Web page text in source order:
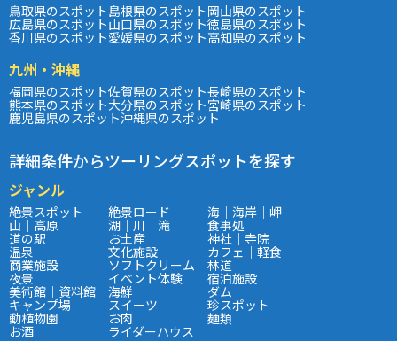
鳥取県のスポット島根県のスポット岡山県のスポット
広島県のスポット山口県のスポット徳島県のスポット
香川県のスポット愛媛県のスポット高知県のスポット
九州・沖縄
福岡県のスポット佐賀県のスポット長崎県のスポット
熊本県のスポット大分県のスポット宮崎県のスポット
鹿児島県のスポット沖縄県のスポット
詳細条件からツーリングスポットを探す
ジャンル
絶景スポット 絶景ロード 海｜海岸｜岬
山｜高原 湖｜川｜滝 食事処
道の駅 お土産 神社｜寺院
温泉 文化施設 カフェ｜軽食
商業施設 ソフトクリーム 林道
夜景 イベント体験 宿泊施設
美術館｜資料館 海鮮 ダム
キャンプ場 スイーツ 珍スポット
動植物園 お肉 麺類
お酒 ライダーハウス